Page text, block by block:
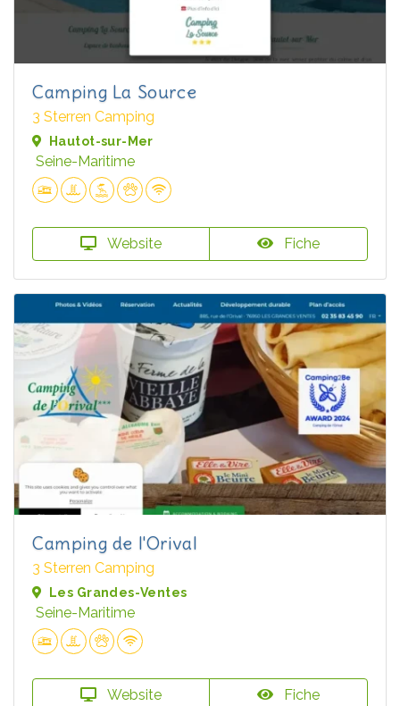
Camping La Source
3 Sterren Camping
Hautot-sur-Mer
Seine-Maritime
Website Fiche
Camping de l'Orival
3 Sterren Camping
Les Grandes-Ventes
Seine-Maritime
Website Fiche